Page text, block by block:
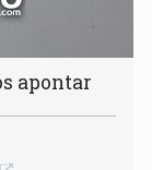
apontar